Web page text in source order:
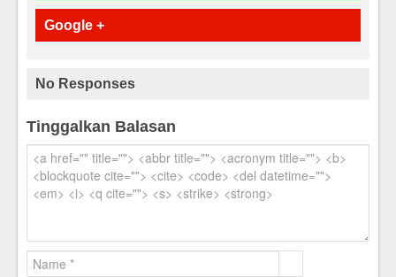
Google +
No Responses
Tinggalkan Balasan